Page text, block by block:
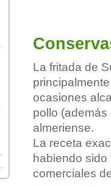
La fritada de
ocasiones
pollo
almeriense.
La receta
habiendo
comerciales